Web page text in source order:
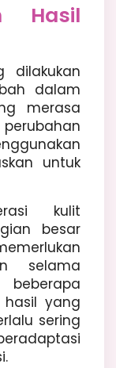
Hasil
dilakukan
dalam
merasa
untuk
kulit
besar
selama
hasil yang
sering